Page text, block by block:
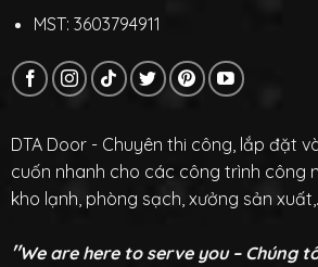
MST: 3603794911
DTA Door - Chuyên thi công, lắp đặt
cuốn nhanh cho các công trình công
kho lạnh, phòng sạch, xưởng sản
"We are here to serve you – Chúng